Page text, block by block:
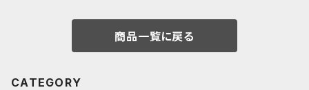
商品一覧に戻る
CATEGORY